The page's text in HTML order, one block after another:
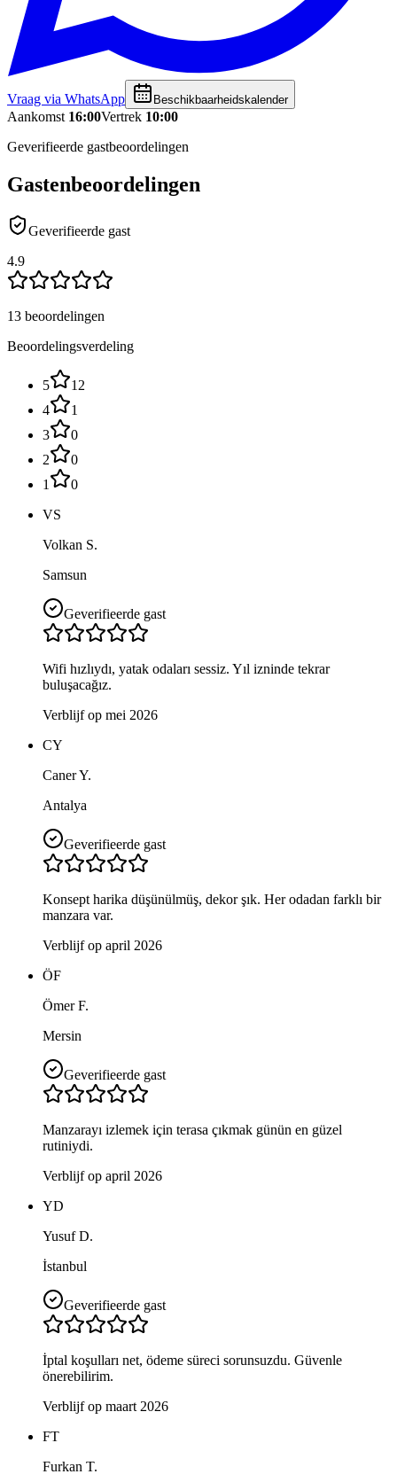
Vraag via WhatsApp Beschikbaarheidskalender
Aankomst 16:00Vertrek 10:00
Geverifieerde gastbeoordelingen
Gastenbeoordelingen
Geverifieerde gast
4.9
13 beoordelingen
Beoordelingsverdeling
5
12
4
1
3
0
2
0
1
0
VS
Volkan S.
Samsun
Geverifieerde gast
Wifi hızlıydı, yatak odaları sessiz. Yıl izninde tekrar
buluşacağız.
Verblijf op mei 2026
CY
Caner Y.
Antalya
Geverifieerde gast
Konsept harika düşünülmüş, dekor şık. Her odadan farklı bir
manzara var.
Verblijf op april 2026
ÖF
Ömer F.
Mersin
Geverifieerde gast
Manzarayı izlemek için terasa çıkmak günün en güzel
rutiniydi.
Verblijf op april 2026
YD
Yusuf D.
İstanbul
Geverifieerde gast
İptal koşulları net, ödeme süreci sorunsuzdu. Güvenle
önerebilirim.
Verblijf op maart 2026
FT
Furkan T.